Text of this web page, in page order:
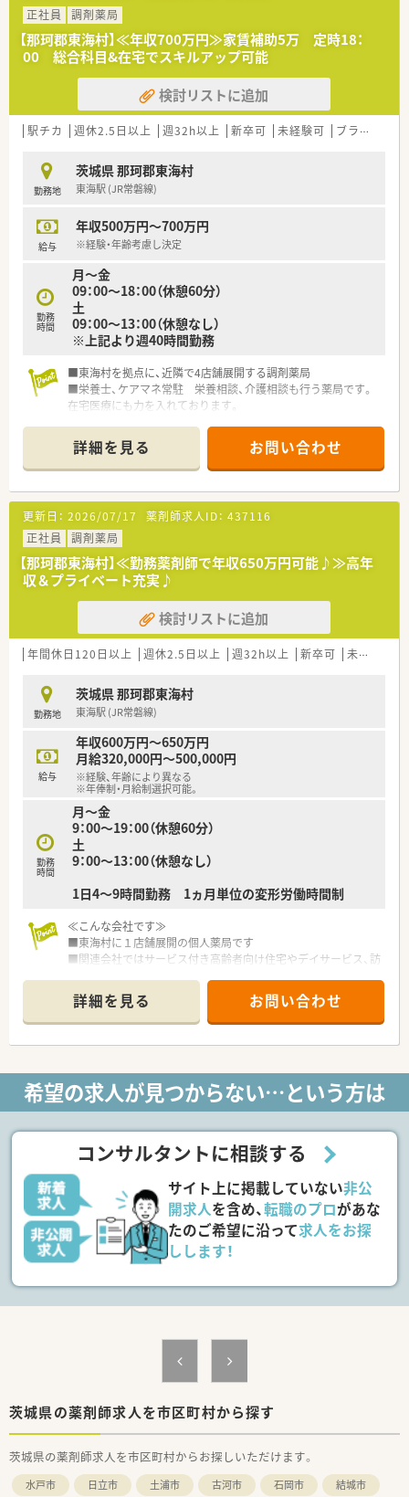
ん。腰を据えて、地元の皆さんの健康サポートをしていきたい
方、将来にわたり長く茨城県で薬剤師として働いていきたい方に
お勧めです
正社員
調剤薬局
【那珂郡東海村】≪年収700万円≫家賃補助5万 定時18：
00 総合科目&在宅でスキルアップ可能
検討リストに追加
駅チカ 週休2.5日以上 週32h以上 新卒可 未経験可 ブランク可
勤務地
茨城県 那珂郡東海村
東海駅 (JR常磐線)
給与
年収500万円～700万円
※経験・年齢考慮し決定
勤務
時間
月～金
09：00～18：00（休憩60分）
土
09：00～13：00（休憩なし）
※上記より週40時間勤務
■東海村を拠点に、近隣で4店舗展開する調剤薬局
■栄養士、ケアマネ常駐 栄養相談、介護相談も行う薬局です。
在宅医療にも力を入れております。
指導・サポートもしっかりと行います。
詳細を見る お問い合わせ
更新日： 2026/07/17 薬剤師求人ID： 437116
正社員
調剤薬局
【那珂郡東海村】≪勤務薬剤師で年収650万円可能♪≫高年
収＆プライベート充実♪
検討リストに追加
年間休日120日以上 週休2.5日以上 週32h以上 新卒可 未経験可
勤務地
茨城県 那珂郡東海村
東海駅 (JR常磐線)
給与
年収600万円～650万円
月給320,000円～500,000円
※経験、年齢により異なる
※年俸制・月給制選択可能。
勤務
時間
月～金
9：00～19：00（休憩60分）
土
9：00～13：00（休憩なし）
1日4～9時間勤務 1ヵ月単位の変形労働時間制
≪こんな会社です≫
■東海村に１店舗展開の個人薬局です
■関連会社ではサービス付き高齢者向け住宅やデイサービス、訪
■クリニックの敷地内への開局に伴い開業した法人です
≪こんな薬局です≫
■2021年9月開局したばかりの綺麗な薬局です。待合室の採光
■内科、胃腸科などの一般的な外来の他、プラセンタ療法、レー
ザー治療、ピアスの穴開けなども行っている美容系にも特化した
クリニックの門前の薬局です
数あるためお昼休憩にも困りません
≪こんな方にお勧め≫
■遠方への店舗異動を希望しない方にお勧めです♪
■土曜日の午後は外来終了後はお休みになりますのでプライベ
ート重視の方にお勧め
■勤務薬剤師で年収600万円可能！！
詳細を見る お問い合わせ
希望の求人が見つからない…という方は
コンサルタントに相談する
サイト上に掲載していない非公
開求人を含め、転職のプロがあな
たのご希望に沿って求人をお探
しします！
茨城県の薬剤師求人を市区町村から探す
茨城県の薬剤師求人を市区町村からお探しいただけます。
水戸市 日立市 土浦市 古河市 石岡市
結城市